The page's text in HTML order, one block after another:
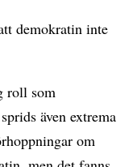
demokratin inte
roll som
även extrema
om